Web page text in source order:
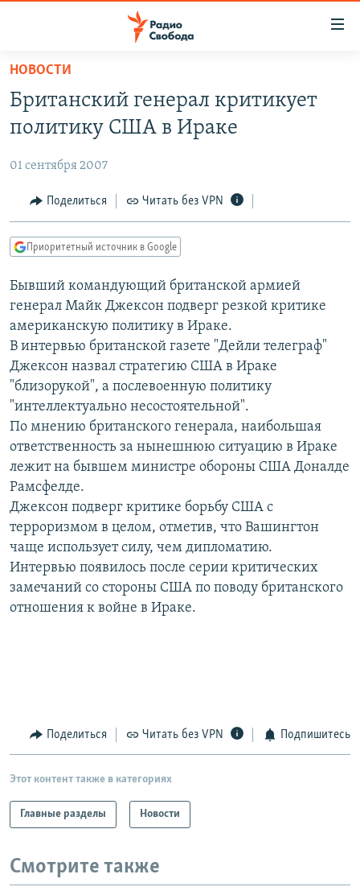
упрощенного
доступа
основному
Вернутся
главной
навигации
Вернутся
поиску
ПОДКАСТЫ
АВТОРСКИЕ ПРОЕКТЫ
ЦИТАТЫ СВОБОДЫ
МНЕНИЯ
IDEL.РЕАЛИИ
КАВКАЗ.РЕАЛИИ
СЕВЕР.РЕАЛИИ
СИБИРЬ.РЕАЛИИ
РАСПИСАНИЕ ВЕЩАНИЯ
ПОДПИШИТЕСЬ НА РАССЫЛКУ
СОЦИАЛЬНЫЕ СЕТИ
Все сайты РСЕ/РС
НОВОСТИ
Британский генерал критикует
политику США в Ираке
01 сентября 2007
Поделиться Читать без VPN
Приоритетный источник в Google
Бывший командующий британской армией
генерал Майк Джексон подверг резкой критике
американскую политику в Ираке.
В интервью британской газете "Дейли телеграф"
Джексон назвал стратегию США в Ираке
"близорукой", а послевоенную политику
"интеллектуально несостоятельной".
По мнению британского генерала, наибольшая
ответственность за нынешнюю ситуацию в Ираке
лежит на бывшем министре обороны США Доналде
Рамсфелде.
Джексон подверг критике борьбу США с
терроризмом в целом, отметив, что Вашингтон
чаще использует силу, чем дипломатию.
Интервью появилось после серии критических
замечаний со стороны США по поводу британского
отношения к войне в Ираке.
Поделиться Читать без VPN Подпишитесь
Этот контент также в категориях
Главные разделы Новости
Смотрите также